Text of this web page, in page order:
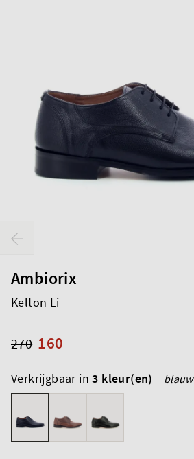
Ambiorix
Kelton Li
160
270
Verkrijgbaar in3 kleur(en) blauw